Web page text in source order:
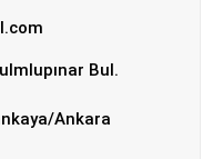
Bul.
Ankara